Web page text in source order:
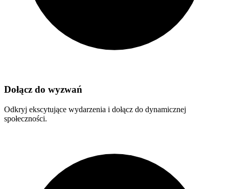
Dołącz do wyzwań
Odkryj ekscytujące wydarzenia i dołącz do dynamicznej
społeczności.